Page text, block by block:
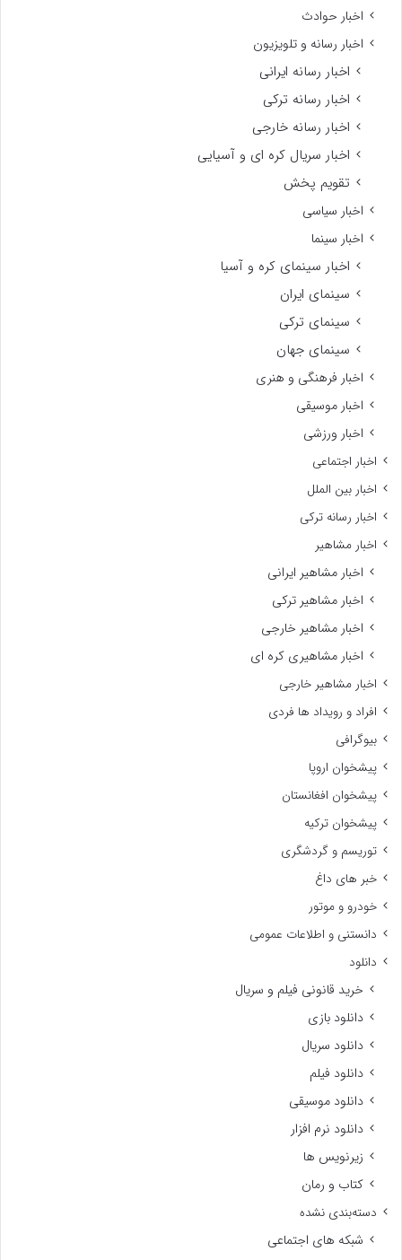
اخبار حوادث
اخبار رسانه و تلویزیون
اخبار رسانه ایرانی
اخبار رسانه ترکی
اخبار رسانه خارجی
اخبار سریال کره ای و آسیایی
تقویم پخش
اخبار سیاسی
اخبار سینما
اخبار سینمای کره و آسیا
سینمای ایران
سینمای ترکی
سینمای جهان
اخبار فرهنگی و هنری
اخبار موسیقی
اخبار ورزشی
اخبار اجتماعی
اخبار بین الملل
اخبار رسانه ترکی
اخبار مشاهیر
اخبار مشاهیر ایرانی
اخبار مشاهیر ترکی
اخبار مشاهیر خارجی
اخبار مشاهیری کره ای
اخبار مشاهیر خارجی
افراد و رویداد ها فردی
بیوگرافی
پیشخوان اروپا
پیشخوان افغانستان
پیشخوان ترکیه
توریسم و گردشگری
خبر های داغ
خودرو و موتور
دانستنی و اطلاعات عمومی
دانلود
خرید قانونی فیلم و سریال
دانلود بازی
دانلود سریال
دانلود فیلم
دانلود موسیقی
دانلود نرم افزار
زیرنویس ها
کتاب و رمان
دسته‌بندی نشده
شبکه های اجتماعی